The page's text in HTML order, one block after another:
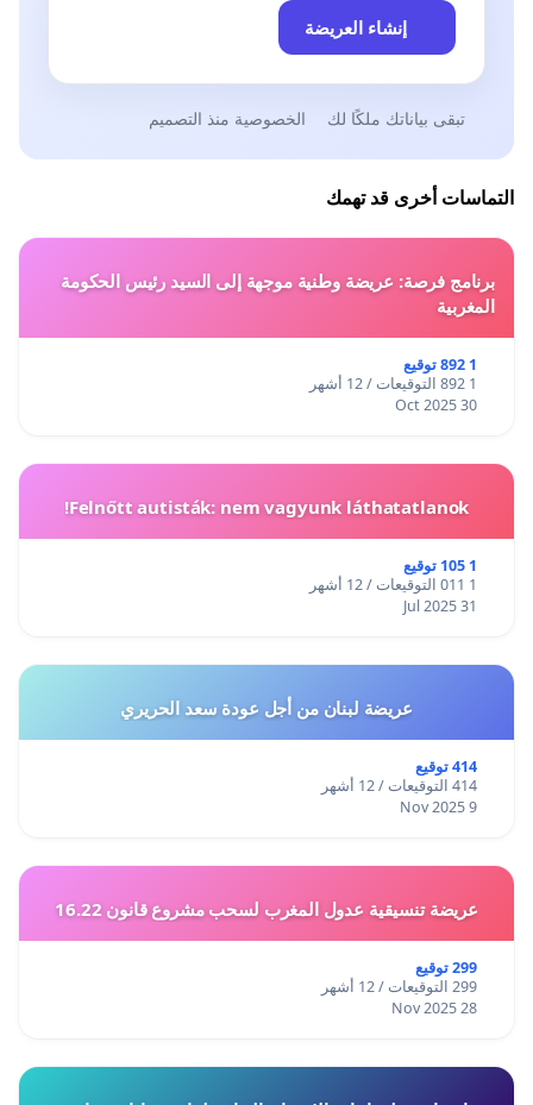
إنشاء العريضة
تبقى بياناتك ملكًا لك الخصوصية منذ التصميم
التماسات أخرى قد تهمك
برنامج فرصة: عريضة وطنية موجهة إلى السيد رئيس الحكومة
المغربية
1 892 توقيع
1 892 التوقيعات / 12 أشهر
30 Oct 2025
Felnőtt autisták: nem vagyunk láthatatlanok!
1 105 توقيع
1 011 التوقيعات / 12 أشهر
31 Jul 2025
عريضة لبنان من أجل عودة سعد الحريري
414 توقيع
414 التوقيعات / 12 أشهر
9 Nov 2025
عريضة تنسيقية عدول المغرب لسحب مشروع قانون 16.22
299 توقيع
299 التوقيعات / 12 أشهر
28 Nov 2025